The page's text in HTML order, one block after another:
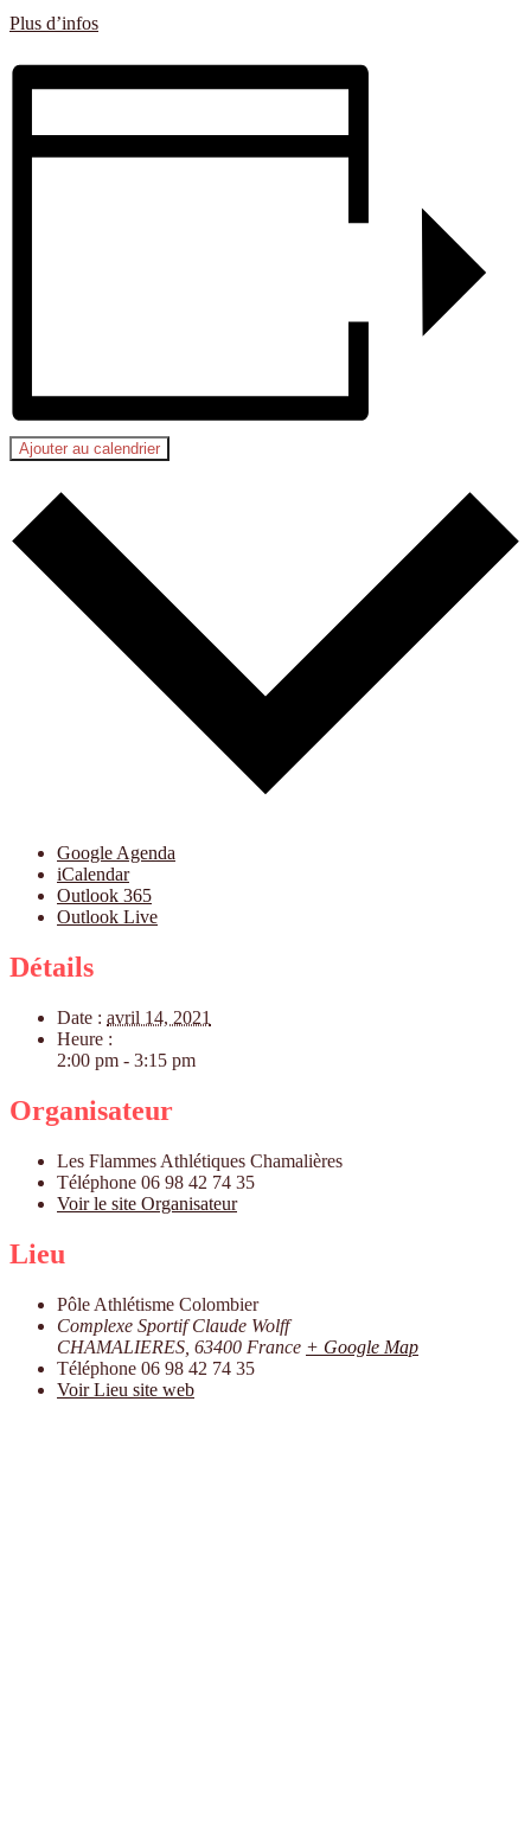
Plus d’infos
Ajouter au calendrier
Google Agenda
iCalendar
Outlook 365
Outlook Live
Détails
Date : avril 14, 2021
Heure :
2:00 pm - 3:15 pm
Organisateur
Les Flammes Athlétiques Chamalières
Téléphone 06 98 42 74 35
Voir le site Organisateur
Lieu
Pôle Athlétisme Colombier
Complexe Sportif Claude Wolff
CHAMALIERES 63400 France + Google Map
Téléphone 06 98 42 74 35
Voir Lieu site web